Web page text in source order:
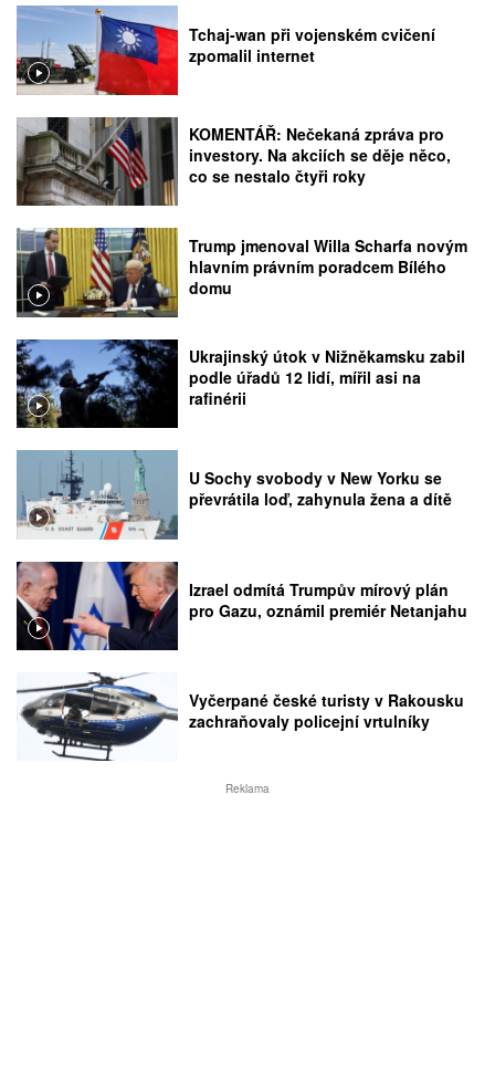
Tchaj-wan při vojenském cvičení
zpomalil internet
KOMENTÁŘ: Nečekaná zpráva pro
investory. Na akciích se děje něco,
co se nestalo čtyři roky
Trump jmenoval Willa Scharfa novým
hlavním právním poradcem Bílého
domu
Ukrajinský útok v Nižněkamsku zabil
podle úřadů 12 lidí, mířil asi na
rafinérii
U Sochy svobody v New Yorku se
převrátila loď, zahynula žena a dítě
Izrael odmítá Trumpův mírový plán
pro Gazu, oznámil premiér Netanjahu
Vyčerpané české turisty v Rakousku
zachraňovaly policejní vrtulníky
Reklama